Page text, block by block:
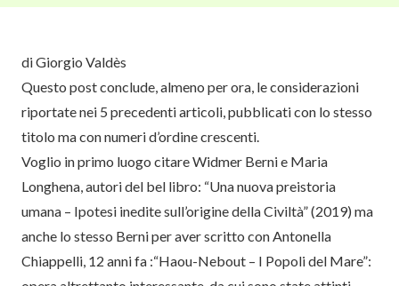
di Giorgio Valdès
Questo post conclude, almeno per ora, le considerazioni
riportate nei 5 precedenti articoli, pubblicati con lo stesso
titolo ma con numeri d’ordine crescenti.
Voglio in primo luogo citare Widmer Berni e Maria
Longhena, autori del bel libro: “Una nuova preistoria
umana – Ipotesi inedite sull’origine della Civiltà” (2019) ma
anche lo stesso Berni per aver scritto con Antonella
Chiappelli, 12 anni fa :“Haou-Nebout – I Popoli del Mare”: